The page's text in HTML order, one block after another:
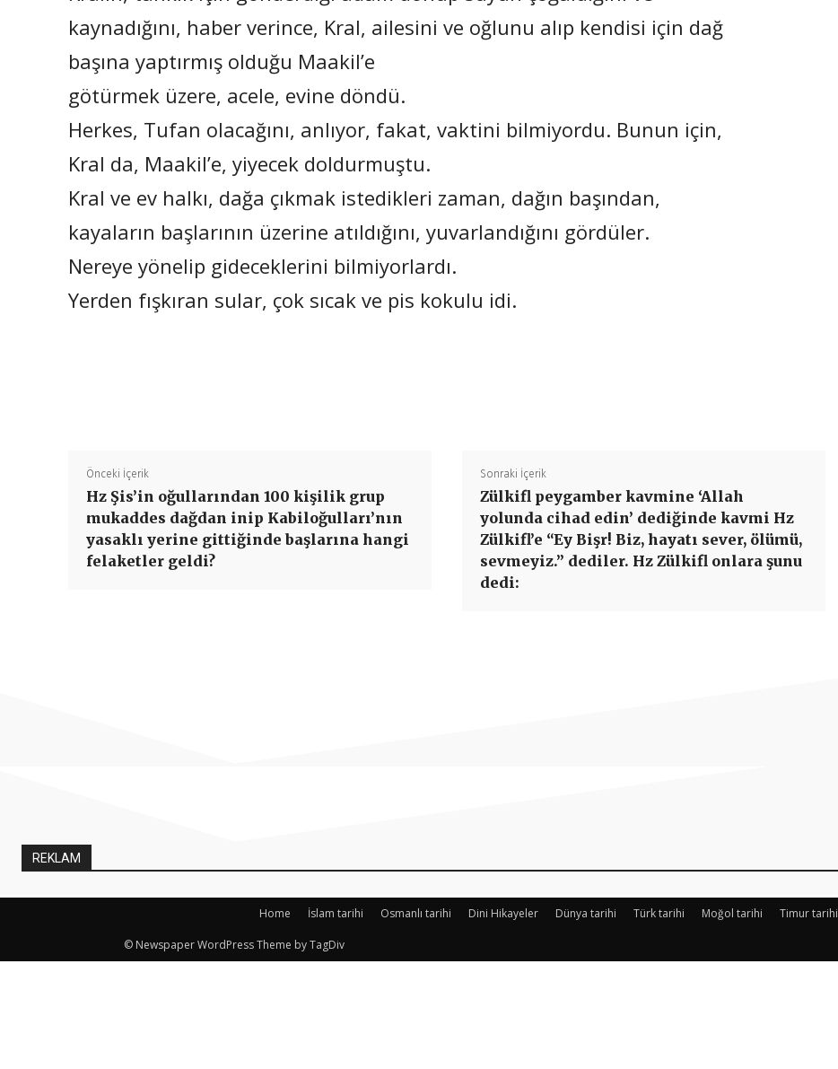
kaynadığını, haber verince, Kral, ailesini ve oğlunu alıp kendisi için dağ
başına yaptırmış olduğu Maakil’e
götürmek üzere, acele, evine döndü.
Herkes, Tufan olacağını, anlıyor, fakat, vaktini bilmiyordu. Bunun için,
Kral da, Maakil’e, yiyecek doldurmuştu.
Kral ve ev halkı, dağa çıkmak istedikleri zaman, dağın başından,
kayaların başlarının üzerine atıldığını, yuvarlandığını gördüler.
Nereye yönelip gideceklerini bilmiyorlardı.
Yerden fışkıran sular, çok sıcak ve pis kokulu idi.
Önceki İçerik
Hz Şis’in oğullarından 100 kişilik grup
mukaddes dağdan inip Kabiloğulları’nın
yasaklı yerine gittiğinde başlarına hangi
felaketler geldi?
Sonraki İçerik
Zülkifl peygamber kavmine ‘Allah
yolunda cihad edin’ dediğinde kavmi Hz
Zülkifl’e “Ey Bişr! Biz, hayatı sever, ölümü,
sevmeyiz.” dediler. Hz Zülkifl onlara şunu
dedi:
REKLAM
Home İslam tarihi Osmanlı tarihi Dini Hikayeler Dünya tarihi Türk tarihi Moğol tarihi Timur tarihi
© Newspaper WordPress Theme by TagDiv